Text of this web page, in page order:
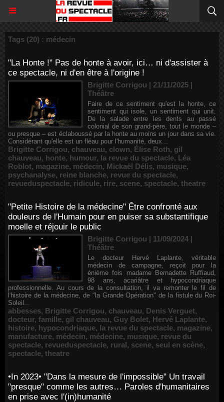
Tags (20) : médecin
"La Honte !" Pas de honte à avoir, ici… ni d'assister à
ce spectacle, ni d'en être à l'origine !
Brigitte Corrigou | 21/11/2025 |
Théâtre
Faire de ce sentiment qu'est la honte, ce
sentiment qui isole, un sentiment qui unit.
De la salade entre les dents au passé
colonial de son grand-père, tout le monde –
ou presque – est éclaboussé par la honte au moins un jour dans sa vie.
Considérant qu'elle est un fléau pour l'humanité, deux...
Brigitte Corrigou, chauveau, clown, Élise Roth, gil
chauveau, honte, humour, la revue du spectacle, Léa
Roblot, magazine, médecin, Mickaël Délis, musique,
psychanalyse, reine blanche, revue du spectacle,
revueduspectacle, ridicule, rire, scene, spectacle, theatre
"Petite Histoire de la médecine" Être confronté aux
douleurs de l'Humain pour en puiser sa substantifique
moelle et réjouir le public
Brigitte Corrigou | 11/09/2024 |
Théâtre
Le docteur Hervé Laplante, véritable
médecin de campagne, reçoit pour la
énième fois madame Bernadette Ruffiaud,
98 ans, acariâtre et hypocondriaque
professionnelle. Au cours de la consultation, il va remonter le fil de
l'histoire de la médecine, de "la Grande Opération" de la fistule du Roi-
Soleil...
abbesses, Brigitte Corrigou, chauveau, Denis Verguet,
docteur, famille, gil chauveau, Guy Bolet, Hervé Laplante,
histoire, hypocondriaque, la revue du spectacle, magazine,
manufacture, médecin, médecine, musique, revue du
spectacle, revueduspectacle, rural, scene, seul en scène,
spectacle, theatre
•In 2023• "Dans la mesure de l'impossible" Un travail
"presque" comme les autres… Paroles d'humanitaires
en prise avec l'(in)humanité